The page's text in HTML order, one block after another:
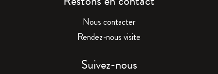
Nous contacter
Rendez-nous visite
Suivez-nous